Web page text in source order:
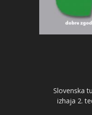
Slovenska
izhaja 2.